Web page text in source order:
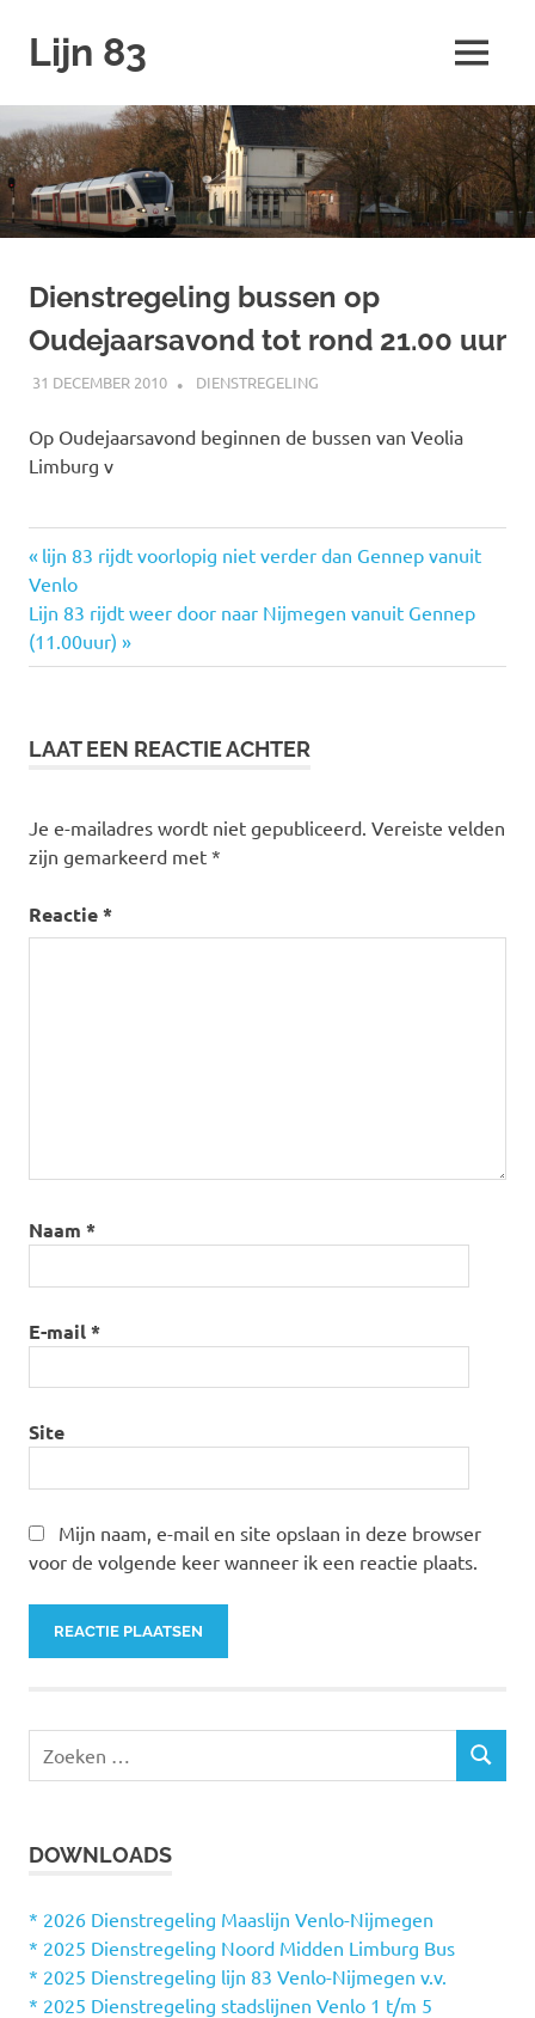
naar
inhoud
Lijn 83 MENU
Dienstregeling bussen op
Oudejaarsavond tot rond 21.00 uur
31 DECEMBER 2010 JOHAN
DIENSTREGELING
Op Oudejaarsavond beginnen de bussen van Veolia
Limburg v
Bericht
navigatie
Vorige
bericht:
lijn 83 rijdt voorlopig niet verder dan Gennep vanuit
Venlo
Volgende
bericht:
Lijn 83 rijdt weer door naar Nijmegen vanuit Gennep
(11.00uur)
LAAT EEN REACTIE ACHTER
Je e-mailadres wordt niet gepubliceerd. Vereiste velden
zijn gemarkeerd met *
Reactie*
Naam *
E-mail*
Site
Mijn naam, e-mail en site opslaan in deze browser
voor de volgende keer wanneer ik een reactie plaats.
e
n
a
a
r
Z
DOWNLOADS
* 2026 Dienstregeling Maaslijn Venlo-Nijmegen
* 2025 Dienstregeling Noord Midden Limburg Bus
* 2025 Dienstregeling lijn 83 Venlo-Nijmegen v.v.
* 2025 Dienstregeling stadslijnen Venlo 1 t/m 5